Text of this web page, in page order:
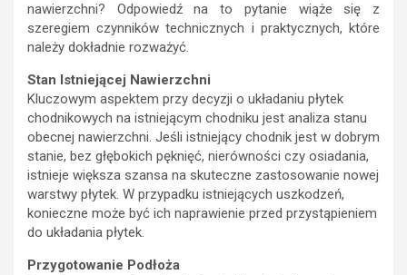
nawierzchni? Odpowiedź na to pytanie wiąże się z
szeregiem czynników technicznych i praktycznych, które
należy dokładnie rozważyć.
Stan Istniejącej Nawierzchni
Kluczowym aspektem przy decyzji o układaniu płytek
chodnikowych na istniejącym chodniku jest analiza stanu
obecnej nawierzchni. Jeśli istniejący chodnik jest w dobrym
stanie, bez głębokich pęknięć, nierówności czy osiadania,
istnieje większa szansa na skuteczne zastosowanie nowej
warstwy płytek. W przypadku istniejących uszkodzeń,
konieczne może być ich naprawienie przed przystąpieniem
do układania płytek.
Przygotowanie Podłoża